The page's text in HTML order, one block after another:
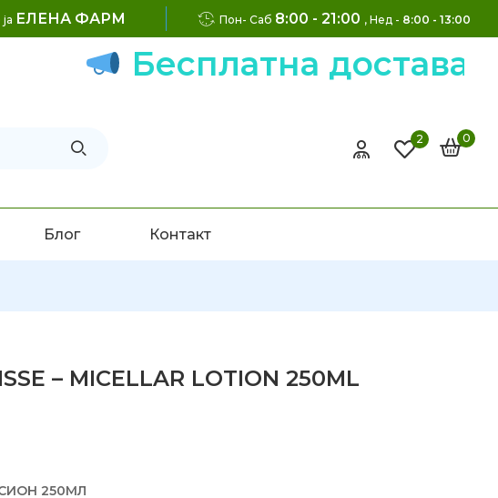
ЕЛЕНА ФАРМ Пон- Саб 8:00 - 21:00 , Нед - 8:00 - 13:00
Бесплатна достава
2 0
Блог Контакт
– MICELLAR LOTION 250ML
250МЛ